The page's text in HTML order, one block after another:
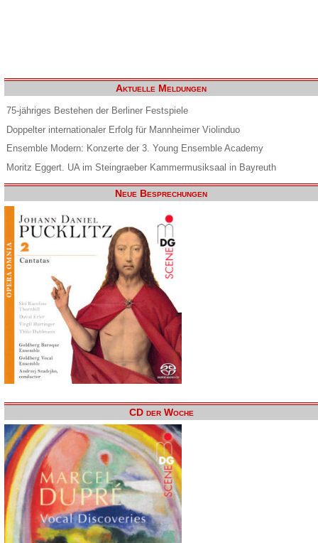
Aktuelle Meldungen
75-jähriges Bestehen der Berliner Festspiele
Doppelter internationaler Erfolg für Mannheimer Violinduo
Ensemble Modern: Konzerte der 3. Young Ensemble Academy
Moritz Eggert. UA im Steingraeber Kammermusiksaal in Bayreuth
Neue Besprechungen
CD der Woche